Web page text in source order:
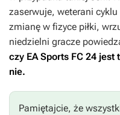
zaserwuje, weterani
zmianę w fizyce piłki,
niedzielni gracze
czy EA Sports FC 24 jest
nie.
Pamiętajcie, że